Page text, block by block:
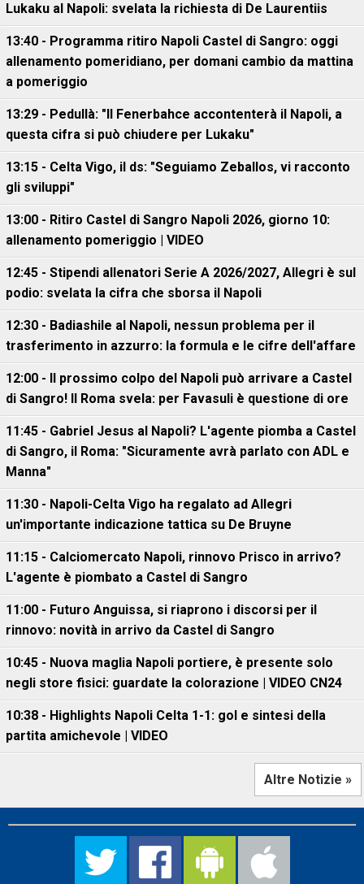
Lukaku al Napoli: svelata la richiesta di De Laurentiis
13:40 - Programma ritiro Napoli Castel di Sangro: oggi
allenamento pomeridiano, per domani cambio da mattina
a pomeriggio
13:29 - Pedullà: "Il Fenerbahce accontenterà il Napoli, a
questa cifra si può chiudere per Lukaku"
13:15 - Celta Vigo, il ds: "Seguiamo Zeballos, vi racconto
gli sviluppi"
13:00 - Ritiro Castel di Sangro Napoli 2026, giorno 10:
allenamento pomeriggio | VIDEO
12:45 - Stipendi allenatori Serie A 2026/2027, Allegri è sul
podio: svelata la cifra che sborsa il Napoli
12:30 - Badiashile al Napoli, nessun problema per il
trasferimento in azzurro: la formula e le cifre dell'affare
12:00 - Il prossimo colpo del Napoli può arrivare a Castel
di Sangro! Il Roma svela: per Favasuli è questione di ore
11:45 - Gabriel Jesus al Napoli? L'agente piomba a Castel
di Sangro, il Roma: "Sicuramente avrà parlato con ADL e
Manna"
11:30 - Napoli-Celta Vigo ha regalato ad Allegri
un'importante indicazione tattica su De Bruyne
11:15 - Calciomercato Napoli, rinnovo Prisco in arrivo?
L'agente è piombato a Castel di Sangro
11:00 - Futuro Anguissa, si riaprono i discorsi per il
rinnovo: novità in arrivo da Castel di Sangro
10:45 - Nuova maglia Napoli portiere, è presente solo
negli store fisici: guardate la colorazione | VIDEO CN24
10:38 - Highlights Napoli Celta 1-1: gol e sintesi della
partita amichevole | VIDEO
Altre Notizie »